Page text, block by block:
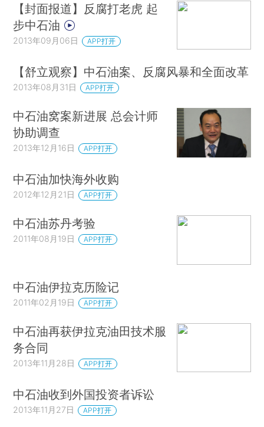
【封面报道】反腐打老虎 起
步中石油
2013年09月06日 APP打开
【舒立观察】中石油案、反腐风暴和全面改革
2013年08月31日 APP打开
中石油窝案新进展 总会计师
协助调查
2013年12月16日 APP打开
中石油加快海外收购
2012年12月21日 APP打开
中石油苏丹考验
2011年08月19日 APP打开
中石油伊拉克历险记
2011年02月19日 APP打开
中石油再获伊拉克油田技术服
务合同
2013年11月28日 APP打开
中石油收到外国投资者诉讼
2013年11月27日 APP打开